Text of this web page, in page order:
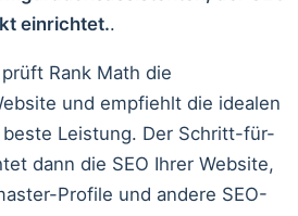
einrichtet..
Rank Math die
und empfiehlt die idealen
Leistung. Der Schritt-für-
dann die SEO Ihrer Website,
Profile und andere SEO-